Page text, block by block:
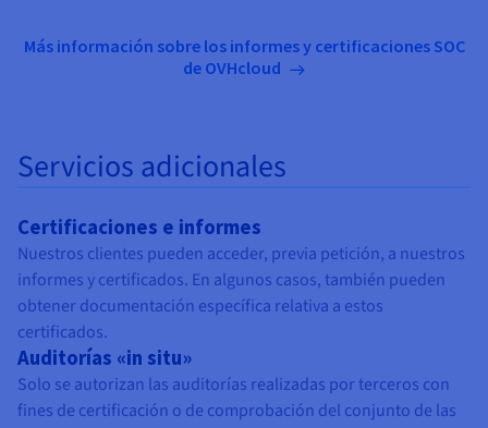
Más información sobre los informes y certificaciones SOC
de OVHcloud
Servicios adicionales
Certificaciones e informes
Nuestros clientes pueden acceder, previa petición, a nuestros
informes y certificados. En algunos casos, también pueden
obtener documentación específica relativa a estos
certificados.
Auditorías «in situ»
Solo se autorizan las auditorías realizadas por terceros con
fines de certificación o de comprobación del conjunto de las